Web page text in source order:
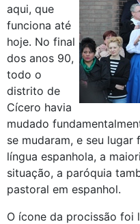
aqui, que
funciona até
hoje. No final
dos anos 90,
todo o
distrito de
Cícero havia
mudado
se mudaram, e seu
língua espanhola, a
situação, a paróquia
pastoral em espanhol.
O ícone da procissão foi